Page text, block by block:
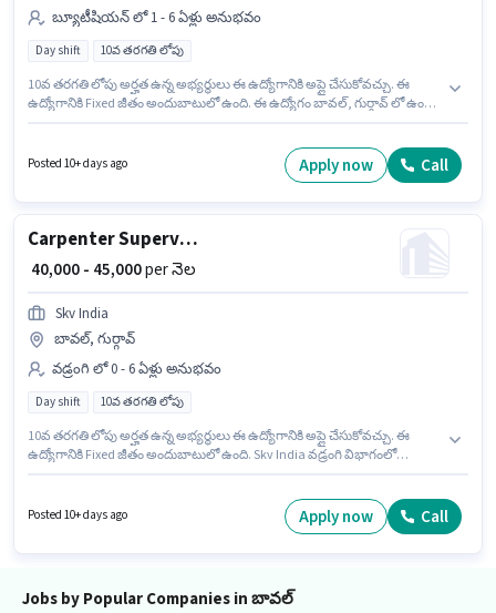
బ్యూటీషియన్ లో 1 - 6 ఏళ్లు అనుభవం
Day shift 10వ తరగతి లోపు
10వ తరగతి లోపు అర్హత ఉన్న అభ్యర్థులు ఈ ఉద్యోగానికి అప్లై చేసుకోవచ్చు. ఈ
ఉద్యోగానికి Fixed జీతం అందుబాటులో ఉంది. ఈ ఉద్యోగం బావల్, గుర్గావ్ లో ఉంది.
ఇందులో DAY shift మరియు వారానికి 6 days working ఉంటాయి. Urban
Company బ్యూటీషియన్ విభాగంలో Beautician (Home Services) ఉద్యోగానికి
Posted 10+ days ago Apply now Call
Carpenter Supervisor
₹ 40,000 - 45,000per నెల
Skv India
బావల్, గుర్గావ్
వడ్రంగి లో 0 - 6 ఏళ్లు అనుభవం
Day shift 10వ తరగతి లోపు
10వ తరగతి లోపు అర్హత ఉన్న అభ్యర్థులు ఈ ఉద్యోగానికి అప్లై చేసుకోవచ్చు. ఈ
ఉద్యోగానికి Fixed జీతం అందుబాటులో ఉంది. Skv India వడ్రంగి విభాగంలో
ఉన్నాయి. ఈ ఉద్యోగం బావల్, గుర్గావ్ లో ఉంది. ఈ ఉద్యోగం 0 - 6 ఏళ్లు సంవత్సరాల
అనుభవం ఉన్న వారికి కోసం అనుకూలంగా ఉంటుంది. మీరు నెలకు ₹45000 వరకు
Posted 10+ days ago Apply now Call
Jobs by Popular Companies in బావల్